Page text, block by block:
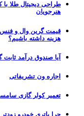
طراحی دیجیتال طلا با
هنرجویان
قیمت گرین وال و فنس
هزینه داشته باشیم؟
آیا صندوق درآمد
اجاره ون تشریفاتی
تعمیر کولر گازی